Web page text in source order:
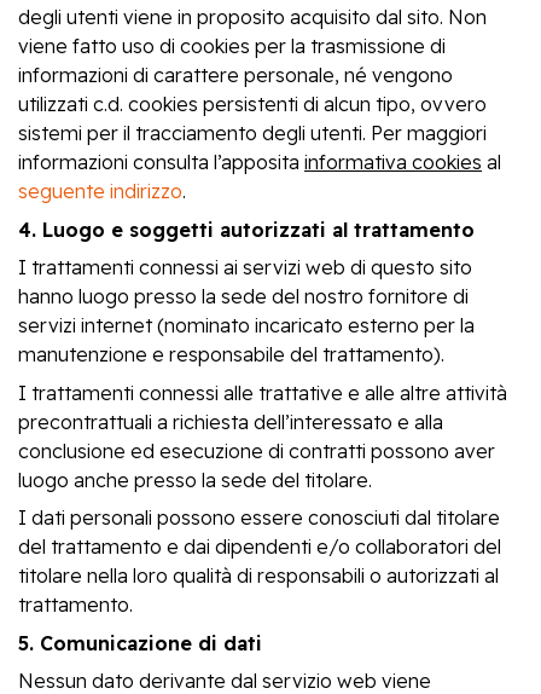
degli utenti viene in proposito acquisito dal sito. Non
viene fatto uso di cookies per la trasmissione di
informazioni di carattere personale, né vengono
utilizzati c.d. cookies persistenti di alcun tipo, ovvero
sistemi per il tracciamento degli utenti. Per maggiori
informazioni consulta l’apposita informativa cookies al
seguente indirizzo.
4. Luogo e soggetti autorizzati al trattamento
I trattamenti connessi ai servizi web di questo sito
hanno luogo presso la sede del nostro fornitore di
servizi internet (nominato incaricato esterno per la
manutenzione e responsabile del trattamento).
I trattamenti connessi alle trattative e alle altre attività
precontrattuali a richiesta dell’interessato e alla
conclusione ed esecuzione di contratti possono aver
luogo anche presso la sede del titolare.
I dati personali possono essere conosciuti dal titolare
del trattamento e dai dipendenti e/o collaboratori del
titolare nella loro qualità di responsabili o autorizzati al
trattamento.
5. Comunicazione di dati
Nessun dato derivante dal servizio web viene